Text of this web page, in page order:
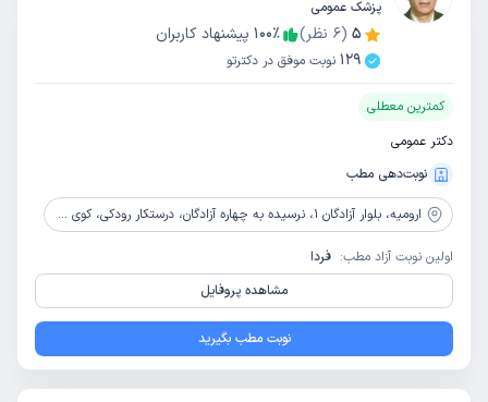
پزشک عمومی
5
(
6 نظر) 100٪
پیشنهاد کاربران
129 نوبت موفق در دکترتو
کمترین معطلی
دکتر عمومی
نوبت‌دهی مطب
ارومیه، بلوار آزادگان 1، نرسیده به چهاره آزادگان، درستکار رودکی، کوی 14، بن بست دوم، سمت راست، پلاک 19
اولین نوبت آزاد مطب: فردا
مشاهده پروفایل
نوبت مطب بگیرید